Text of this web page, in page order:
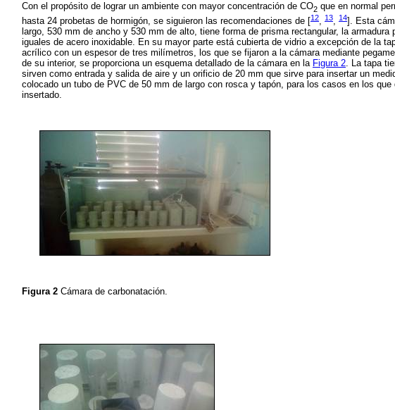
Con el propósito de lograr un ambiente con mayor concentración de CO2 que en normal
hasta 24 probetas de hormigón, se siguieron las recomendaciones de [12, 13, 14]. Esta
largo, 530 mm de ancho y 530 mm de alto, tiene forma de prisma rectangular, la
iguales de acero inoxidable. En su mayor parte está cubierta de vidrio a excepción de la
acrílico con un espesor de tres milímetros, los que se fijaron a la cámara mediante
de su interior, se proporciona un esquema detallado de la cámara en la Figura 2. La tapa
sirven como entrada y salida de aire y un orificio de 20 mm que sirve para insertar un
colocado un tubo de PVC de 50 mm de largo con rosca y tapón, para los casos en los
insertado.
Figura 2 Cámara de carbonatación.